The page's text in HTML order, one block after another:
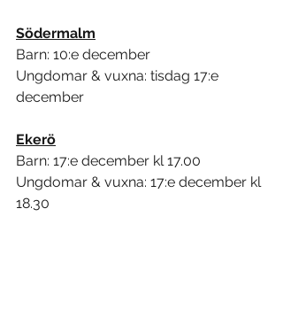
Södermalm
Barn: 10:e december
Ungdomar & vuxna: tisdag 17:e
december
Ekerö
Barn: 17:e december kl 17.00
Ungdomar & vuxna: 17:e december kl
18.30